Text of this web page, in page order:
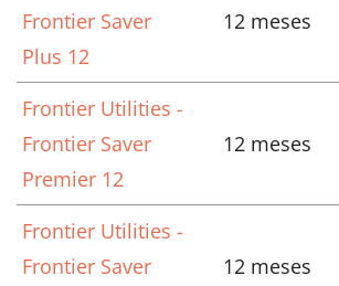
Frontier Saver
Plus 12
12 meses
Frontier Utilities -
Frontier Saver
Premier 12
12 meses
Frontier Utilities -
Frontier Saver
12 meses